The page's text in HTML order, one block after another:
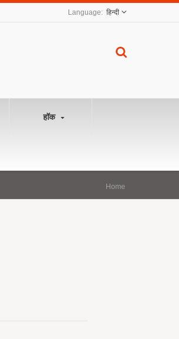
हिन्दी
हॉक
Home